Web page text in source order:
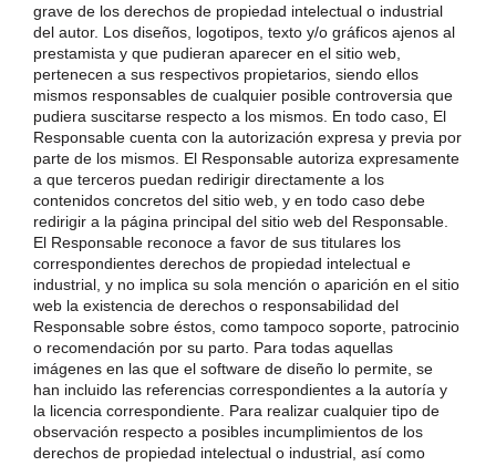
grave de los derechos de propiedad intelectual o industrial
del autor. Los diseños, logotipos, texto y/o gráficos ajenos al
prestamista y que pudieran aparecer en el sitio web,
pertenecen a sus respectivos propietarios, siendo ellos
mismos responsables de cualquier posible controversia que
pudiera suscitarse respecto a los mismos. En todo caso, El
Responsable cuenta con la autorización expresa y previa por
parte de los mismos. El Responsable autoriza expresamente
a que terceros puedan redirigir directamente a los
contenidos concretos del sitio web, y en todo caso debe
redirigir a la página principal del sitio web del Responsable.
El Responsable reconoce a favor de sus titulares los
correspondientes derechos de propiedad intelectual e
industrial, y no implica su sola mención o aparición en el sitio
web la existencia de derechos o responsabilidad del
Responsable sobre éstos, como tampoco soporte, patrocinio
o recomendación por su parto. Para todas aquellas
imágenes en las que el software de diseño lo permite, se
han incluido las referencias correspondientes a la autoría y
la licencia correspondiente. Para realizar cualquier tipo de
observación respecto a posibles incumplimientos de los
derechos de propiedad intelectual o industrial, así como